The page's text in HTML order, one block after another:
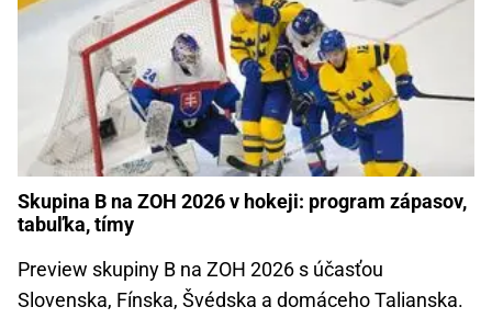
Skupina B na ZOH 2026 v hokeji: program zápasov,
tabuľka, tímy
Preview skupiny B na ZOH 2026 s účasťou
Slovenska, Fínska, Švédska a domáceho Talianska.